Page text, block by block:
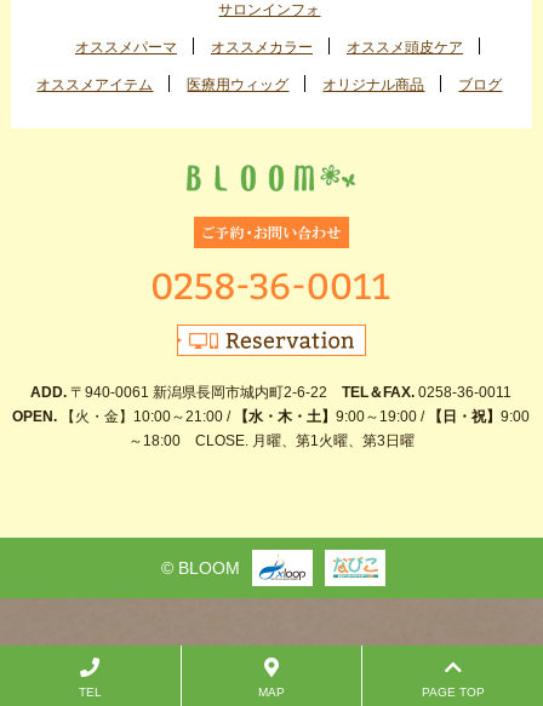
サロンインフォ
オススメパーマ オススメカラー オススメ頭皮ケア
オススメアイテム 医療用ウィッグ オリジナル商品 ブログ
ADD. 〒940-0061 新潟県長岡市城内町2-6-22TEL＆FAX. 0258-36-0011
OPEN. 【火・金】10:00～21:00 / 【水・木・土】9:00～19:00 / 【日・祝】9:00
～18:00 CLOSE. 月曜、第1火曜、第3日曜
TEL MAP PAGE TOP
© BLOOM